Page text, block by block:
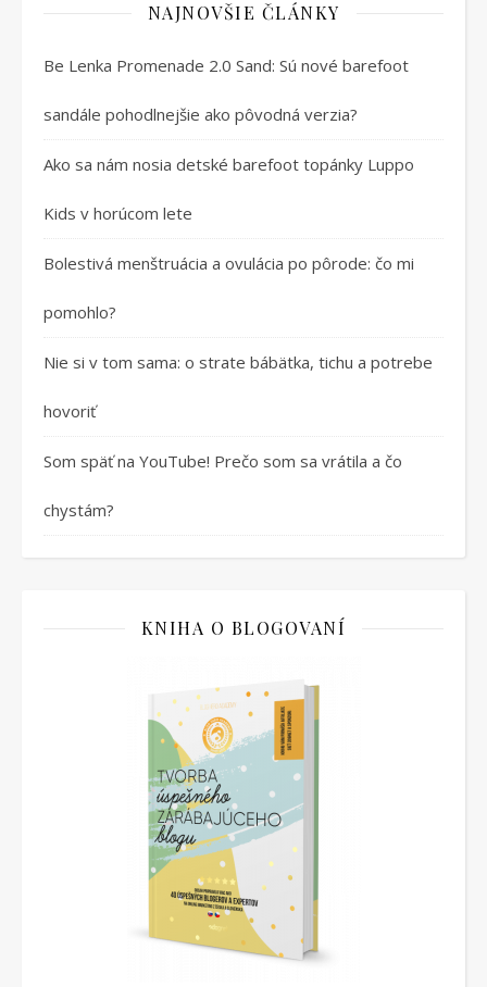
NAJNOVŠIE ČLÁNKY
Be Lenka Promenade 2.0 Sand: Sú nové barefoot
sandále pohodlnejšie ako pôvodná verzia?
Ako sa nám nosia detské barefoot topánky Luppo
Kids v horúcom lete
Bolestivá menštruácia a ovulácia po pôrode: čo mi
pomohlo?
Nie si v tom sama: o strate bábätka, tichu a potrebe
hovoriť
Som späť na YouTube! Prečo som sa vrátila a čo
chystám?
KNIHA O BLOGOVANÍ